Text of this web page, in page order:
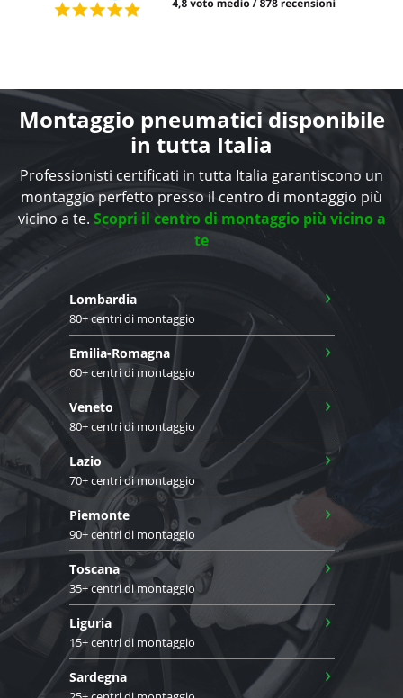
Montaggio pneumatici disponibile
in tutta Italia
Professionisti certificati in tutta Italia garantiscono un
montaggio perfetto presso il centro di montaggio più
vicino a te. Scopri il centro di montaggio più vicino a
te
Lombardia
80+ centri di montaggio
›
Emilia-Romagna
60+ centri di montaggio
›
Veneto
80+ centri di montaggio
›
Lazio
70+ centri di montaggio
›
Piemonte
90+ centri di montaggio
›
Toscana
35+ centri di montaggio
›
Liguria
15+ centri di montaggio
›
Sardegna ›